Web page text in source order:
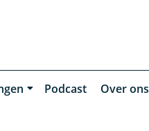
Podcast Over ons